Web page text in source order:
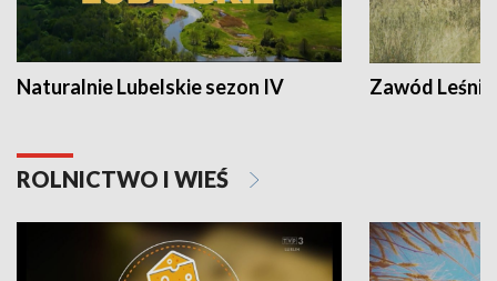
Naturalnie Lubelskie sezon IV Zawód Leśnik
ROLNICTWO I WIEŚ